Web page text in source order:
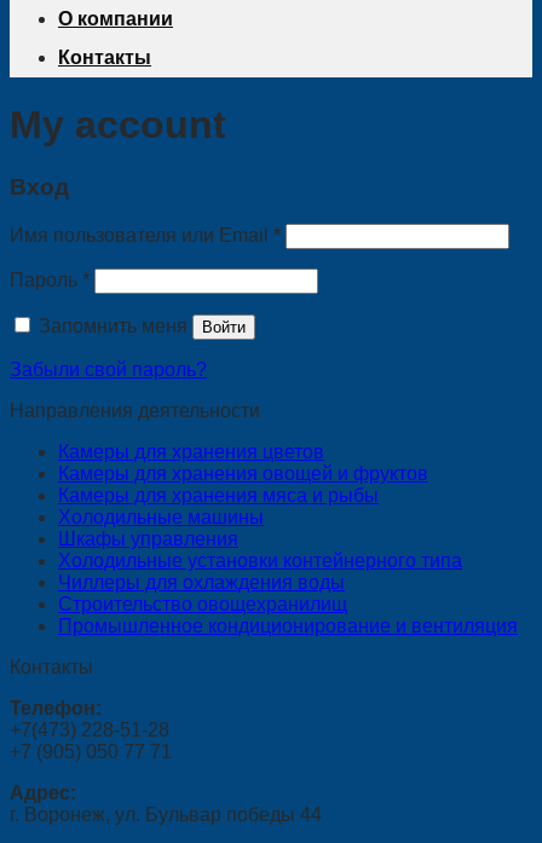
О компании
Контакты
My account
Вход
Имя пользователя или Email *
Пароль *
Запомнить меня Войти
Забыли свой пароль?
Направления деятельности
Камеры для хранения цветов
Камеры для хранения овощей и фруктов
Камеры для хранения мяса и рыбы
Холодильные машины
Шкафы управления
Холодильные установки контейнерного типа
Чиллеры для охлаждения воды
Строительство овощехранилищ
Промышленное кондиционирование и вентиляция
Контакты
Телефон:
+7(473) 228-51-28
+7 (905) 050 77 71
Адрес:
г. Воронеж, ул. Бульвар победы 44